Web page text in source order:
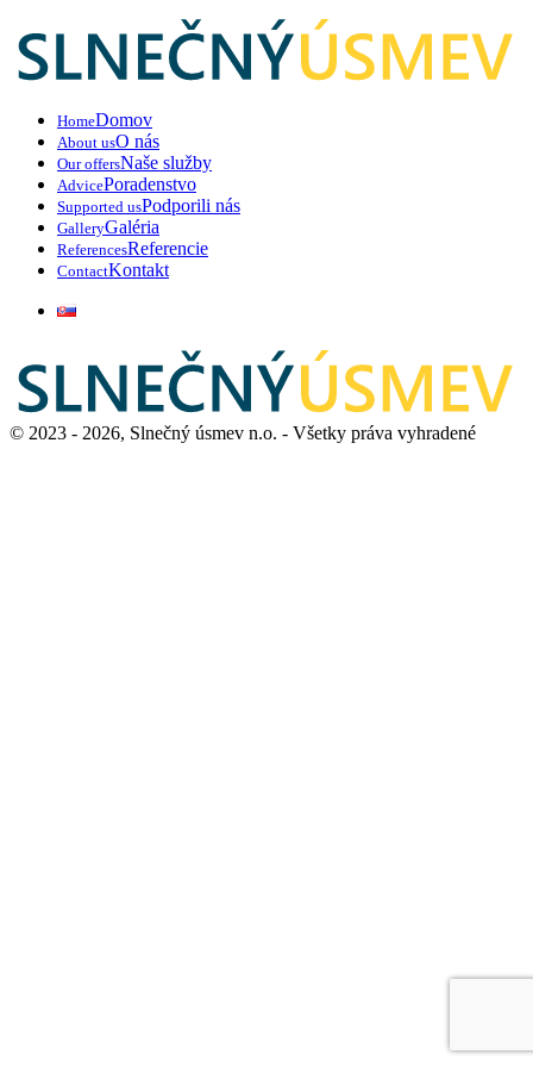
HomeDomov
About usO nás
Our offersNaše služby
AdvicePoradenstvo
Supported usPodporili nás
GalleryGaléria
ReferencesReferencie
ContactKontakt
© 2023 - 2026, Slnečný úsmev n.o. - Všetky práva vyhradené